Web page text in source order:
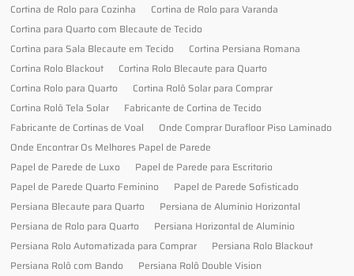
Cortina de Rolo para Cozinha
Cortina de Rolo para Varanda
Cortina para Quarto com Blecaute de Tecido
Cortina para Sala Blecaute em Tecido
Cortina Persiana Romana
Cortina Rolo Blackout
Cortina Rolo Blecaute para Quarto
Cortina Rolo para Quarto
Cortina Rolô Solar para Comprar
Cortina Rolô Tela Solar
Fabricante de Cortina de Tecido
Fabricante de Cortinas de Voal
Onde Comprar Durafloor Piso Laminado
Onde Encontrar Os Melhores Papel de Parede
Papel de Parede de Luxo
Papel de Parede para Escritorio
Papel de Parede Quarto Feminino
Papel de Parede Sofisticado
Persiana Blecaute para Quarto
Persiana de Alumínio Horizontal
Persiana de Rolo para Quarto
Persiana Horizontal de Alumínio
Persiana Rolo Automatizada para Comprar
Persiana Rolo Blackout
Persiana Rolô com Bando
Persiana Rolô Double Vision